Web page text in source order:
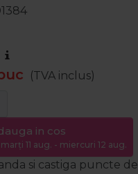
(TVA inclus)
in cos
11 aug. - miercuri 12 aug.
si castiga puncte de